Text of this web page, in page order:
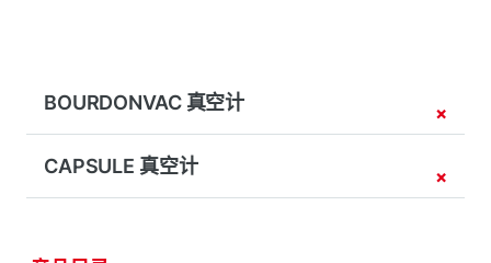
BOURDONVAC 真空计
CAPSULE 真空计